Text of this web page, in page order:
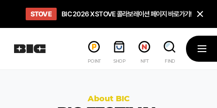
OPEN BIC 2026 STEAM SALE PAGE
STOVE BIC 2026 X STOVE 콜라보레이션 페이지 바로가기!
희망스튜디오 아이들에게 희망 버프 주고, 닌텐도 스위치2 받기!
GO TO 인디게임 테스트 베드 '비라운지' 바로가기!
GO TO '인디게임 큐레이션' 페이지 바로가기!
POINT SHOP NFT FIND
메뉴
About BIC